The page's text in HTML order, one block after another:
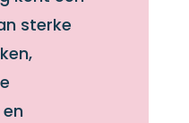
sterke